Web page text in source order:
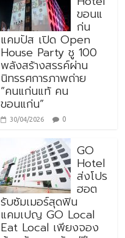
ขอนแ
ก่น
แคมปัส เปิด Open
House Party ชู 100
พลังสร้างสรรค์ผ่าน
นิทรรศการภาพถ่าย
“คนแก่นแท้ คน
ขอนแก่น”
30/04/2026 0
GO
Hotel
ส่งโปร
ฮอต
รับซัมเมอร์สุดฟิน
แคมเปญ GO Local
Eat Local เพียงจอง